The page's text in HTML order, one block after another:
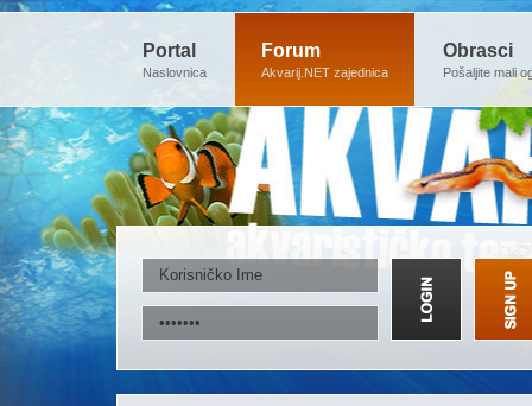
Portal
Naslovnica
Forum
Akvarij.NET zajednica
Obrasci
Pošaljite mali